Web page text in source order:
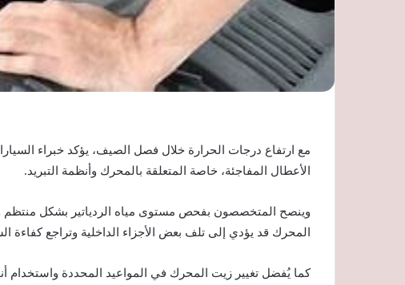
مع ارتفاع درجات الحرارة خلال فصل الصيف، يؤكد خبراء
الأعطال المفاجئة، خاصة المتعلقة بالمحرك وأنظمة التبريد.
وينصح المتخصصون بفحص مستوى مياه الردياتير بشكل منتظم
المحرك قد يؤدي إلى تلف بعض الأجزاء الداخلية وتراجع كفاءة
كما يُفضل تغيير زيت المحرك في المواعيد المحددة واستخدام